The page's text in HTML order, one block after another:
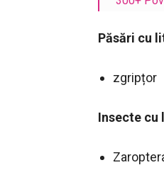
Păsări cu
zgripțor
Insecte cu